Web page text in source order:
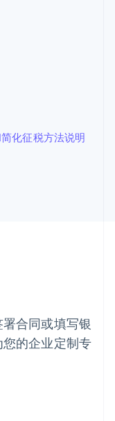
化征税方法说明
合同或填写银
的企业定制专